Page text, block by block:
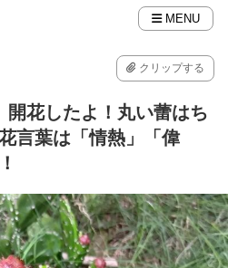
MENU
クリップする
開花したよ！丸い蕾はち
言葉は「情熱」「偉